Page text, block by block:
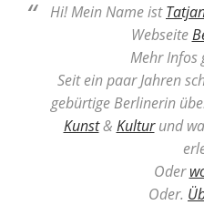
Hi! Mein Name ist
Webseite
Mehr Infos
Seit ein paar Jahren
gebürtige Berlinerin
Kunst& Kulturund
Oder
Oder.